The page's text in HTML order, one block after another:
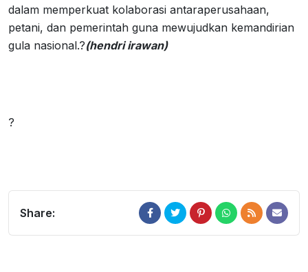
dalam memperkuat kolaborasi antaraperusahaan,
petani, dan pemerintah guna mewujudkan kemandirian
gula nasional.?(hendri irawan)
?
Share: